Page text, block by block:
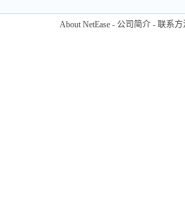
About NetEase - 公司简介 - 联系方